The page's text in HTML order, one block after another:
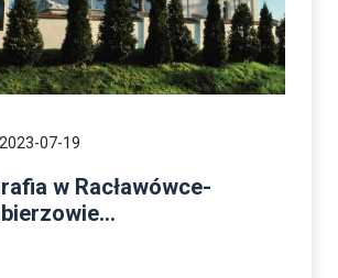
2023-07-19
w Racławówce-